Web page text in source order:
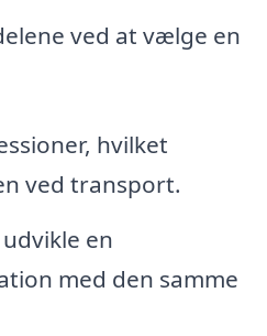
ved at vælge en
hvilket
ved transport.
en
med den samme